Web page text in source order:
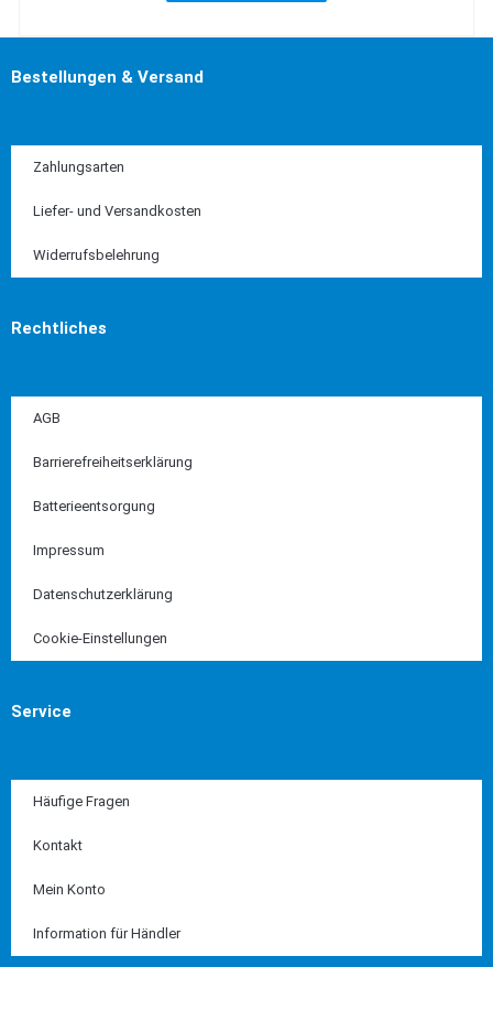
Bestellungen & Versand
Zahlungsarten
Liefer- und Versandkosten
Widerrufsbelehrung
Rechtliches
AGB
Barrierefreiheitserklärung
Batterieentsorgung
Impressum
Datenschutzerklärung
Cookie-Einstellungen
Service
Häufige Fragen
Kontakt
Mein Konto
Information für Händler